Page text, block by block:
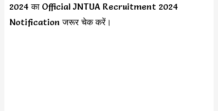
2024 का Official JNTUA Recruitment 2024
Notification जरूर चेक करें।